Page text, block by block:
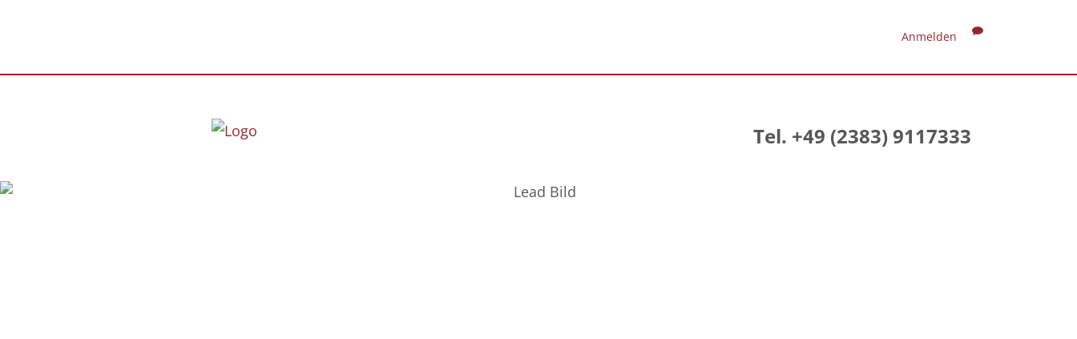
Anmelden
Tel. +49 (2383) 9117333